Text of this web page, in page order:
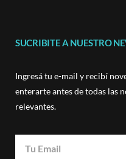
SUCRIBITE A NUESTRO
Ingresá tu e-mail y recibí
enterarte antes de todas las
relevantes.